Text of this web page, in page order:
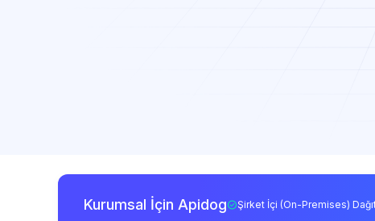
Kurumsal İçin Apidog Şirket İçi (On-Premises)